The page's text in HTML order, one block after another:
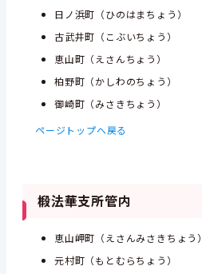
日ノ浜町（ひのはまちょう）
古武井町（こぶいちょう）
恵山町（えさんちょう）
柏野町（かしわのちょう）
御崎町（みさきちょう）
ページトップへ戻る
椴法華支所管内
恵山岬町（えさんみさきちょう）
元村町（もとむらちょう）